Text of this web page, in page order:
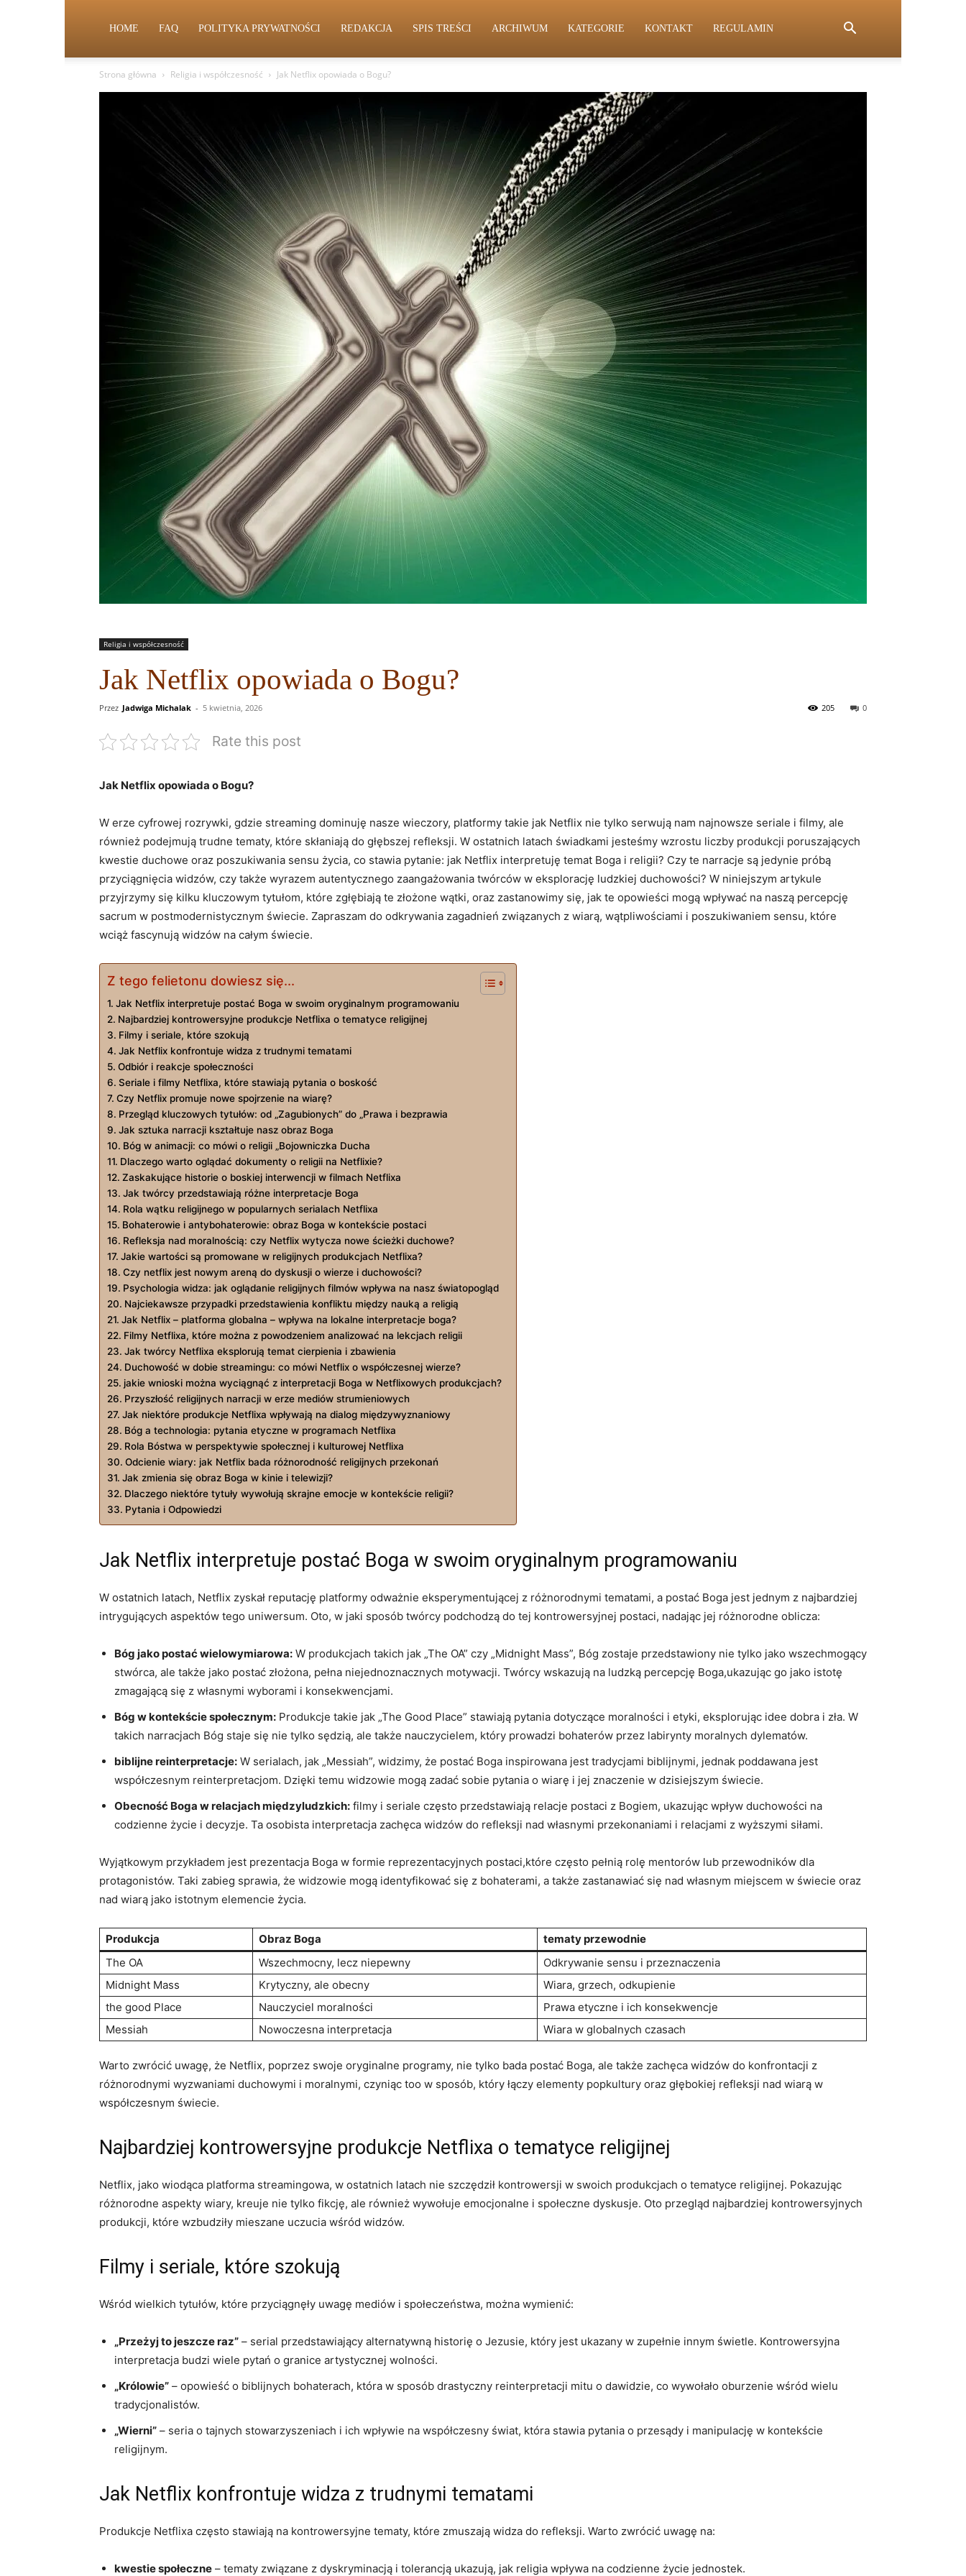
HOME FAQ POLITYKA PRYWATNOŚCI REDAKCJA SPIS TREŚCI ARCHIWUM KATEGORIE KONTAKT REGULAMIN
Strona główna Religia i współczesność Jak Netflix opowiada o Bogu?
Religia i współczesność
Jak Netflix opowiada o Bogu?
Przez Jadwiga Michalak - 5 kwietnia, 2026 0
205
Rate this post
Jak Netflix opowiada o Bogu?
W erze cyfrowej rozrywki, gdzie streaming dominuję nasze wieczory, platformy takie jak Netflix nie tylko serwują nam najnowsze seriale i filmy, ale
również podejmują trudne tematy, które skłaniają do głębszej refleksji. W ostatnich latach świadkami jesteśmy wzrostu liczby produkcji poruszających
kwestie duchowe oraz poszukiwania sensu życia, co stawia pytanie: jak Netflix interpretuję temat Boga i religii? Czy te narracje są jedynie próbą
przyciągnięcia widzów, czy także wyrazem autentycznego zaangażowania twórców w eksplorację ludzkiej duchowości? W niniejszym artykule
przyjrzymy się kilku kluczowym tytułom, które zgłębiają te złożone wątki, oraz zastanowimy się, jak te opowieści mogą wpływać na naszą percepcję
sacrum w postmodernistycznym świecie. Zapraszam do odkrywania zagadnień związanych z wiarą, wątpliwościami i poszukiwaniem sensu, które
wciąż fascynują widzów na całym świecie.
Z tego felietonu dowiesz się...
Jak Netflix interpretuje postać Boga w swoim oryginalnym programowaniu
Najbardziej kontrowersyjne produkcje Netflixa o tematyce religijnej
Filmy i seriale, które szokują
Jak Netflix konfrontuje widza z trudnymi tematami
Odbiór i reakcje społeczności
Seriale i filmy Netflixa, które stawiają pytania o boskość
Czy Netflix promuje nowe spojrzenie na wiarę?
Przegląd kluczowych tytułów: od „Zagubionych” do „Prawa i bezprawia
Jak sztuka narracji kształtuje nasz obraz Boga
Bóg w animacji: co mówi o religii „Bojowniczka Ducha
Dlaczego warto oglądać dokumenty o religii na Netflixie?
Zaskakujące historie o boskiej interwencji w filmach Netflixa
Jak twórcy przedstawiają różne interpretacje Boga
Rola wątku religijnego w popularnych serialach Netflixa
Bohaterowie i antybohaterowie: obraz Boga w kontekście postaci
Refleksja nad moralnością: czy Netflix wytycza nowe ścieżki duchowe?
Jakie wartości są promowane w religijnych produkcjach Netflixa?
Czy netflix jest nowym areną do dyskusji o wierze i duchowości?
Psychologia widza: jak oglądanie religijnych filmów wpływa na nasz światopogląd
Najciekawsze przypadki przedstawienia konfliktu między nauką a religią
Jak Netflix – platforma globalna – wpływa na lokalne interpretacje boga?
Filmy Netflixa, które można z powodzeniem analizować na lekcjach religii
Jak twórcy Netflixa eksplorują temat cierpienia i zbawienia
Duchowość w dobie streamingu: co mówi Netflix o współczesnej wierze?
jakie wnioski można wyciągnąć z interpretacji Boga w Netflixowych produkcjach?
Przyszłość religijnych narracji w erze mediów strumieniowych
Jak niektóre produkcje Netflixa wpływają na dialog międzywyznaniowy
Bóg a technologia: pytania etyczne w programach Netflixa
Rola Bóstwa w perspektywie społecznej i kulturowej Netflixa
Odcienie wiary: jak Netflix bada różnorodność religijnych przekonań
Jak zmienia się obraz Boga w kinie i telewizji?
Dlaczego niektóre tytuły wywołują skrajne emocje w kontekście religii?
Pytania i Odpowiedzi
Jak Netflix interpretuje postać Boga w swoim oryginalnym programowaniu
W ostatnich latach, Netflix zyskał reputację platformy odważnie eksperymentującej z różnorodnymi tematami, a postać Boga jest jednym z najbardziej
intrygujących aspektów tego uniwersum. Oto, w jaki sposób twórcy podchodzą do tej kontrowersyjnej postaci, nadając jej różnorodne oblicza:
Bóg jako postać wielowymiarowa: W produkcjach takich jak „The OA” czy „Midnight Mass”, Bóg zostaje przedstawiony nie tylko jako wszechmogący
stwórca, ale także jako postać złożona, pełna niejednoznacznych motywacji. Twórcy wskazują na ludzką percepcję Boga,ukazując go jako istotę
zmagającą się z własnymi wyborami i konsekwencjami.
Bóg w kontekście społecznym: Produkcje takie jak „The Good Place” stawiają pytania dotyczące moralności i etyki, eksplorując idee dobra i zła. W
takich narracjach Bóg staje się nie tylko sędzią, ale także nauczycielem, który prowadzi bohaterów przez labirynty moralnych dylematów.
biblijne reinterpretacje: W serialach, jak „Messiah”, widzimy, że postać Boga inspirowana jest tradycjami biblijnymi, jednak poddawana jest
współczesnym reinterpretacjom. Dzięki temu widzowie mogą zadać sobie pytania o wiarę i jej znaczenie w dzisiejszym świecie.
Obecność Boga w relacjach międzyludzkich: filmy i seriale często przedstawiają relacje postaci z Bogiem, ukazując wpływ duchowości na
codzienne życie i decyzje. Ta osobista interpretacja zachęca widzów do refleksji nad własnymi przekonaniami i relacjami z wyższymi siłami.
Wyjątkowym przykładem jest prezentacja Boga w formie reprezentacyjnych postaci,które często pełnią rolę mentorów lub przewodników dla
protagonistów. Taki zabieg sprawia, że widzowie mogą identyfikować się z bohaterami, a także zastanawiać się nad własnym miejscem w świecie oraz
nad wiarą jako istotnym elemencie życia.
Produkcja Obraz Boga
tematy przewodnie
The OA
Wszechmocny, lecz niepewny
Odkrywanie sensu i przeznaczenia
Midnight Mass
Krytyczny, ale obecny
Wiara, grzech, odkupienie
the good Place
Nauczyciel moralności
Prawa etyczne i ich konsekwencje
Messiah
Nowoczesna interpretacja Wiara w globalnych czasach
Warto zwrócić uwagę, że Netflix, poprzez swoje oryginalne programy, nie tylko bada postać Boga, ale także zachęca widzów do konfrontacji z
różnorodnymi wyzwaniami duchowymi i moralnymi, czyniąc too w sposób, który łączy elementy popkultury oraz głębokiej refleksji nad wiarą w
współczesnym świecie.
Najbardziej kontrowersyjne produkcje Netflixa o tematyce religijnej
Netflix, jako wiodąca platforma streamingowa, w ostatnich latach nie szczędził kontrowersji w swoich produkcjach o tematyce religijnej. Pokazując
różnorodne aspekty wiary, kreuje nie tylko fikcję, ale również wywołuje emocjonalne i społeczne dyskusje. Oto przegląd najbardziej kontrowersyjnych
produkcji, które wzbudziły mieszane uczucia wśród widzów.
Filmy i seriale, które szokują
Wśród wielkich tytułów, które przyciągnęły uwagę mediów i społeczeństwa, można wymienić:
„Przeżyj to jeszcze raz” – serial przedstawiający alternatywną historię o Jezusie, który jest ukazany w zupełnie innym świetle. Kontrowersyjna
interpretacja budzi wiele pytań o granice artystycznej wolności.
„Królowie” – opowieść o biblijnych bohaterach, która w sposób drastyczny reinterpretacji mitu o dawidzie, co wywołało oburzenie wśród wielu
tradycjonalistów.
„Wierni” – seria o tajnych stowarzyszeniach i ich wpływie na współczesny świat, która stawia pytania o przesądy i manipulację w kontekście
religijnym.
Jak Netflix konfrontuje widza z trudnymi tematami
Produkcje Netflixa często stawiają na kontrowersyjne tematy, które zmuszają widza do refleksji. Warto zwrócić uwagę na:
kwestie społeczne – tematy związane z dyskryminacją i tolerancją ukazują, jak religia wpływa na codzienne życie jednostek.